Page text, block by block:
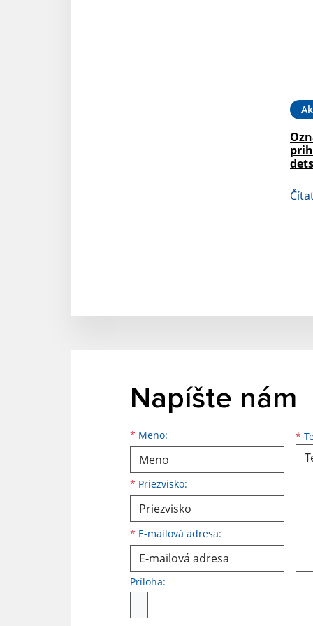
Napíšte nám
* Meno:
Meno
* Priezvisko:
Priezvisko
* E-mailová adresa:
E-mailová adresa *
Príloha: